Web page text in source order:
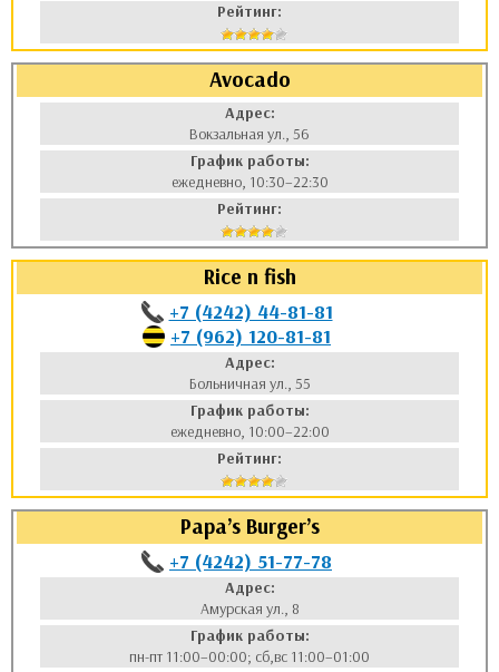
Рейтинг:
Avocado
Адрес:
Вокзальная ул., 56
График работы:
ежедневно, 10:30–22:30
Рейтинг:
Rice n fish
+7 (4242) 44-81-81
+7 (962) 120-81-81
Адрес:
Больничная ул., 55
График работы:
ежедневно, 10:00–22:00
Рейтинг:
Papa’s Burger’s
+7 (4242) 51-77-78
Адрес:
Амурская ул., 8
График работы:
пн-пт 11:00–00:00; сб,вс 11:00–01:00